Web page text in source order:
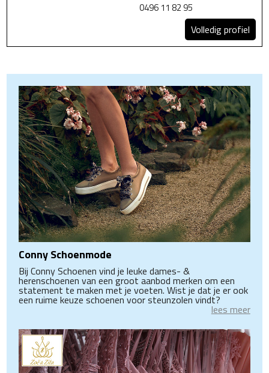
0496 11 82 95
Volledig profiel
Conny Schoenmode
Bij Conny Schoenen vind je leuke dames- &
herenschoenen van een groot aanbod merken om een
statement te maken met je voeten. Wist je dat je er ook
een ruime keuze schoenen voor steunzolen vindt?
lees meer